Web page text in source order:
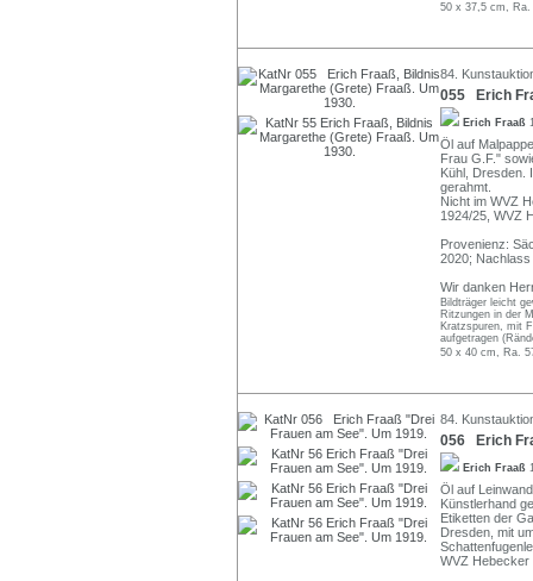
50 x 37,5 cm,
84.
055 Erich
Erich Fraaß
Öl auf
Frau G.F."
Kühl, Dresden.
gerahmt.
Nicht im WVZ
1924/25, WVZ
Provenienz:
2020;
Wir danken
Bildträger leicht
Ritzungen in der
Kratzspuren, mit
aufgetragen
50 x 40 cm, Ra.
84.
056 Erich
Erich Fraaß
Öl auf
Künstlerhand
Etiketten der
Dresden, mit
WVZ Hebecker